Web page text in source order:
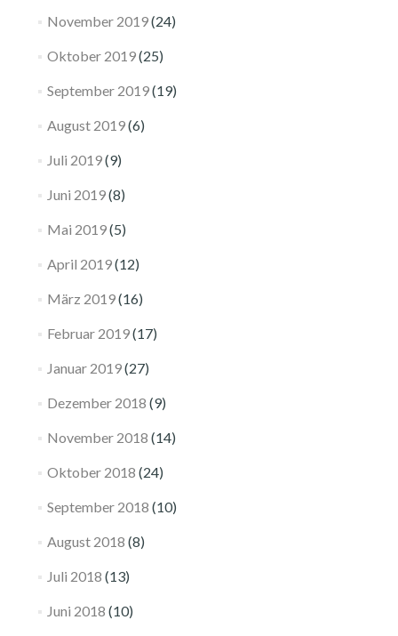
November 2019(24)
Oktober 2019(25)
September 2019(19)
August 2019(6)
Juli 2019(9)
Juni 2019(8)
Mai 2019(5)
April 2019(12)
März 2019(16)
Februar 2019(17)
Januar 2019(27)
Dezember 2018 (9)
November 2018 (14)
Oktober 2018 (24)
September 2018 (10)
August 2018 (8)
Juli 2018 (13)
Juni 2018 (10)